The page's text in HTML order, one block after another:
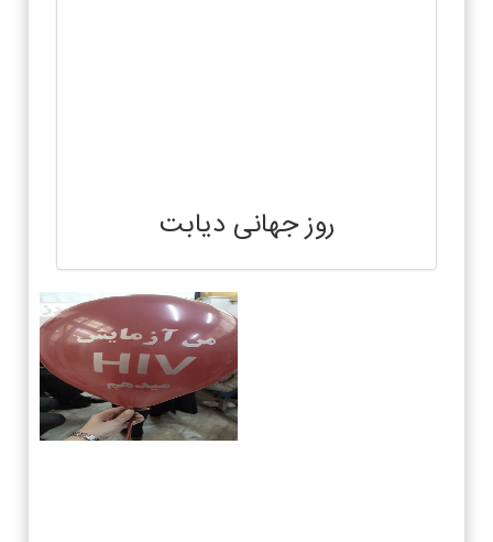
روز جهانی دیابت